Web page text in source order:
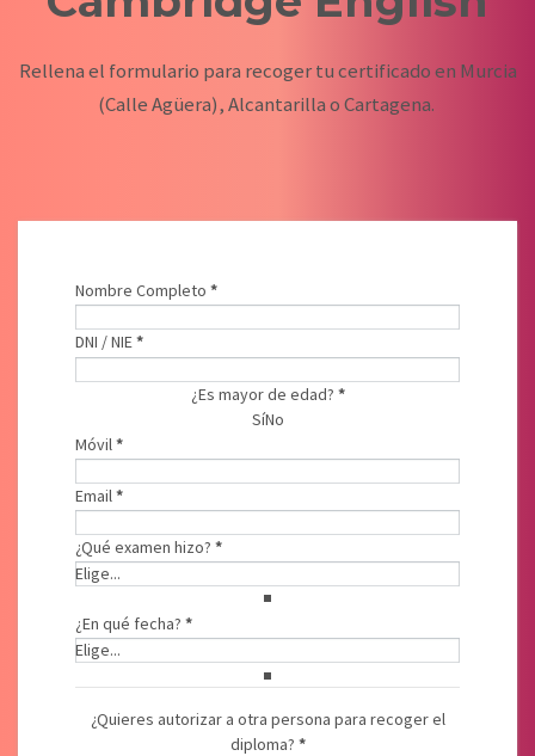
Rellena el formulario para recoger tu certificado en Murcia
(Calle Agüera), Alcantarilla o Cartagena.
Datos Candidato/a
Nombre Completo *
DNI / NIE*
¿Es mayor de edad? *
SíNo
Móvil *
Email*
¿Qué examen hizo? *
¿En qué fecha? *
Autorización 3º
¿Quieres autorizar a otra persona para recoger el
diploma? *